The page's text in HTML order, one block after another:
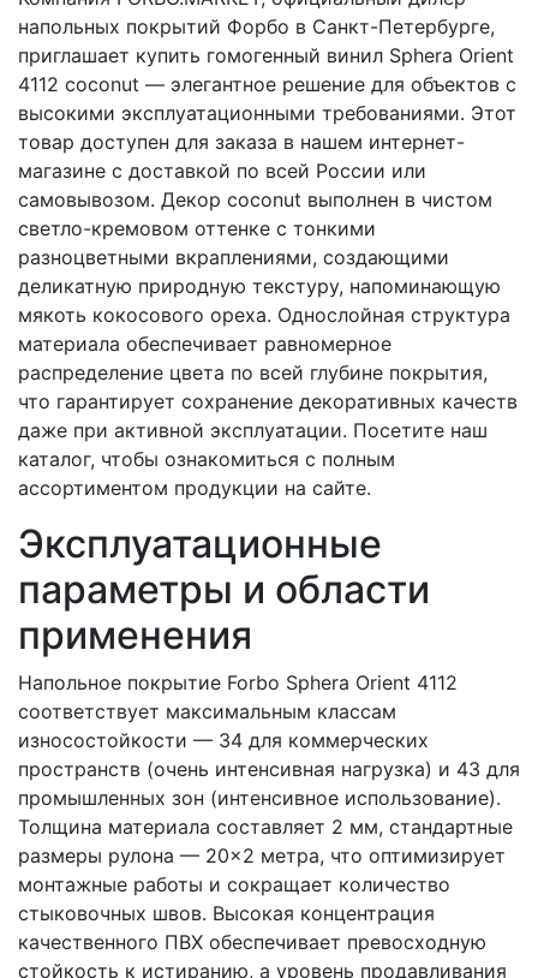
напольных покрытий Форбо в Санкт-Петербурге,
приглашает купить гомогенный винил Sphera Orient
4112 coconut — элегантное решение для объектов с
высокими эксплуатационными требованиями. Этот
товар доступен для заказа в нашем интернет-
магазине с доставкой по всей России или
самовывозом. Декор coconut выполнен в чистом
светло-кремовом оттенке с тонкими
разноцветными вкраплениями, создающими
деликатную природную текстуру, напоминающую
мякоть кокосового ореха. Однослойная структура
материала обеспечивает равномерное
распределение цвета по всей глубине покрытия,
что гарантирует сохранение декоративных качеств
даже при активной эксплуатации. Посетите наш
каталог, чтобы ознакомиться с полным
ассортиментом продукции на сайте.
Эксплуатационные
параметры и области
применения
Напольное покрытие Forbo Sphera Orient 4112
соответствует максимальным классам
износостойкости — 34 для коммерческих
пространств (очень интенсивная нагрузка) и 43 для
промышленных зон (интенсивное использование).
Толщина материала составляет 2 мм, стандартные
размеры рулона — 20×2 метра, что оптимизирует
монтажные работы и сокращает количество
стыковочных швов. Высокая концентрация
качественного ПВХ обеспечивает превосходную
стойкость к истиранию, а уровень продавливания